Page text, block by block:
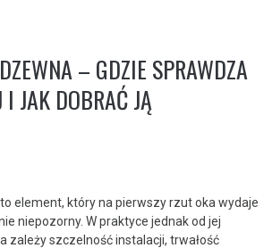
– GDZIE SPRAWDZA
I JAK DOBRAĆ JĄ
element, który na pierwszy rzut oka wydaje
niepozorny. W praktyce jednak od jej
zależy szczelność instalacji, trwałość